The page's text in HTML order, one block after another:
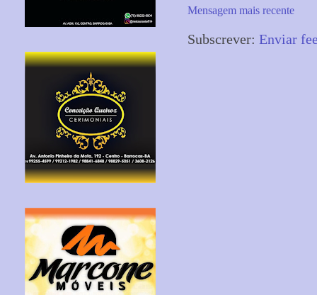
Mensagem mais recente
Subscrever: Enviar